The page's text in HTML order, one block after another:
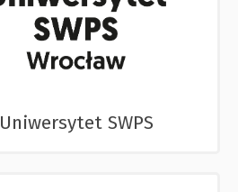
Uniwersytet SWPS